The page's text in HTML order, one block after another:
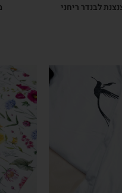
לבנדר ריחני
מהירה